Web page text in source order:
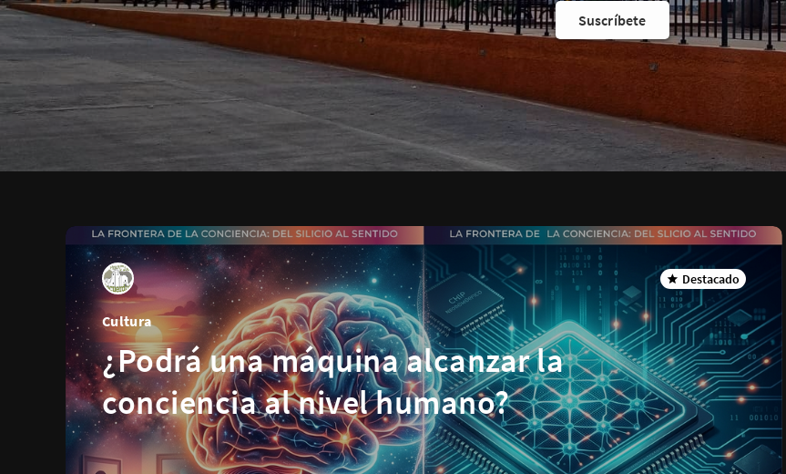
Suscríbete
Cultura
Destacado
¿Podrá una máquina alcanzar la
conciencia al nivel humano?